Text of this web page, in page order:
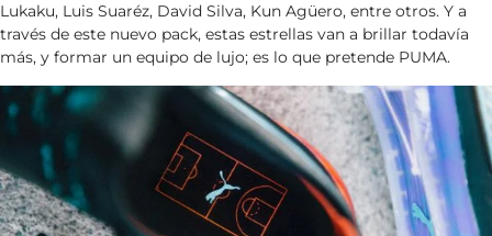
Lukaku, Luis Suaréz, David Silva, Kun Agüero, entre otros. Y a
través de este nuevo pack, estas estrellas van a brillar todavía
más, y formar un equipo de lujo; es lo que pretende PUMA.